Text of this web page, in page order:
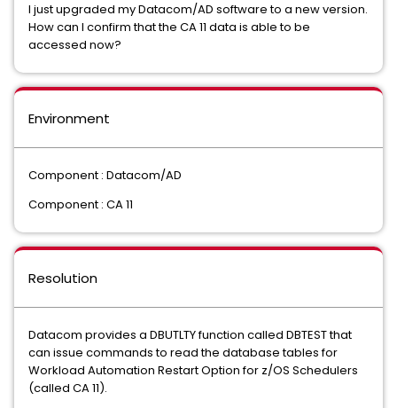
I just upgraded my Datacom/AD software to a new version.
How can I confirm that the CA 11 data is able to be
accessed now?
Environment
Component : Datacom/AD
Component : CA 11
Resolution
Datacom provides a DBUTLTY function called DBTEST that
can issue commands to read the database tables for
Workload Automation Restart Option for z/OS Schedulers
(called CA 11).